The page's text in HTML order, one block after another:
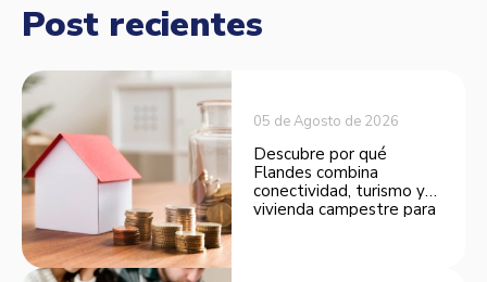
Post recientes
05 de Agosto de 2026
Descubre por qué
Flandes combina
conectividad, turismo y
vivienda campestre para